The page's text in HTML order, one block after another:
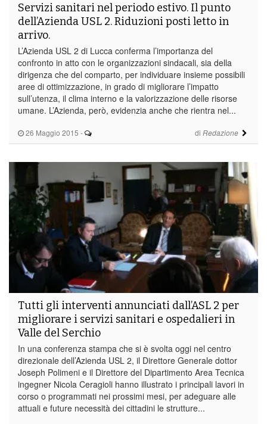
26 Maggio 2015 - di Redazione
Servizi sanitari nel periodo estivo. Il punto
dell’Azienda USL 2. Riduzioni posti letto in
arrivo.
L’Azienda USL 2 di Lucca conferma l’importanza del
confronto in atto con le organizzazioni sindacali, sia della
dirigenza che del comparto, per individuare insieme possibili
aree di ottimizzazione, in grado di migliorare l’impatto
sull’utenza, il clima interno e la valorizzazione delle risorse
umane. L’Azienda, però, evidenzia anche che rientra nel...
Tutti gli interventi annunciati dall’ASL 2 per
migliorare i servizi sanitari e ospedalieri in
Valle del Serchio
In una conferenza stampa che si è svolta oggi nel centro
direzionale dell’Azienda USL 2, il Direttore Generale dottor
Joseph Polimeni e il Direttore del Dipartimento Area Tecnica
ingegner Nicola Ceragioli hanno illustrato i principali lavori in
corso o programmati nei prossimi mesi, per adeguare alle
attuali e future necessità dei cittadini le strutture...